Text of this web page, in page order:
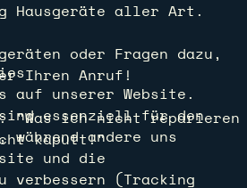
Hausgeräte aller Art.
oder Fragen dazu,
Ihren Anruf!
"Was ich nicht reparieren
kaputt!"
auf unserer Website.
essenziell für den
andere uns
und die
verbessern (Tracking